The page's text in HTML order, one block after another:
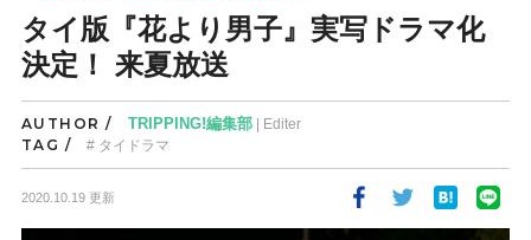
タイ版『花より男子』実写ドラマ化
決定！ 来夏放送
AUTHOR / TRIPPING!編集部| Editer
TAG / タイドラマ
2020.10.19 更新